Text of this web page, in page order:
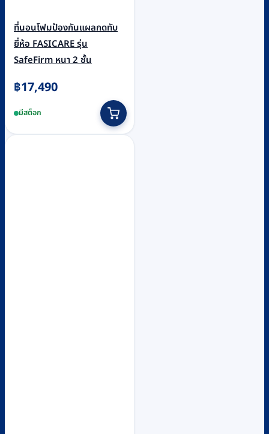
ที่นอนโฟมป้องกันแผลกดทับ
ยี่ห้อ FASICARE รุ่น
SafeFirm หนา 2 ชั้น
฿17,490
มีสต็อก